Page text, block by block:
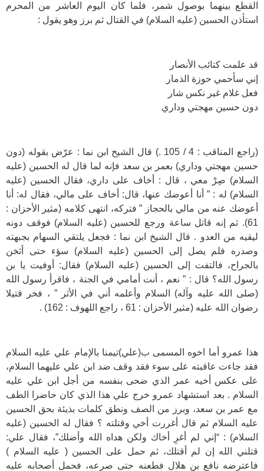
القطع بينهما بوصول شمر، فلما كان اليوم العاشر من المحرم
استأذن الحسين (عليه السلام) في القتال ثم برز وهو يقول :
قد علمت كتائب الأنصار
إني سأحمي حوزة الذمار
فعل غلام غير نكس شار
دون حسين مهجتي وداري
(راجع المناقب : 4 / 105 .) قال الشيخ ابن نما : عرّض بقوله (دون
حسين مهجتي وداري) بعمر بن سعد فإنه لما قال له الحسين (عليه
السلام) صِرْ معي ، قال : أخاف على داري، فقال الحسين (عليه
السلام) له : ” أنا أعوضك عنها، قال: أخاف على مالي، فقال له: أنا
أعوضك عنه من مالي بالحجاز ” فتركه، انتهى كلامه (مثير الأحزان :
61). ثم إنه قاتل ساعة ورجع للحسين (عليه السلام) فوقف دونه
ليقيه من العدو . قال الشيخ ابن نما : فجعل يلتقي السهام بجبهته
وصدره فلم يصل إلى الحسين (عليه السلام) سؤء حتى أثخن
بالجراح، فالتفت إلى الحسين (عليه السلام) فقال: أوفيت يا بن
رسول الله؟ قال : ” نعم ، أنت أمامي في الجنة ، فاقرأ رسول الله
(صلى الله عليه وآله) السلام وأعلمه أني في الأثر ” ، فخر قتيلا
رضوان الله عليه (مثير الأحزان : 61 ، راجع اللهوف : 162) .
هذا عمرو أما اخوه المسمى ب(علي)تيمنا بالإمام علي عليه السلام
فقد جاءت عاقبته على سوء فقد وقف ضد ابن علي عليهما السلام،
على عكس أخيه عمر الذي ضحى بنفسه من أجل ابن علي عليه
السلام . بعد استشهاد عمرو خرج علي هذا الذي كان حاضرا الطف
مع عمر بن سعد، وبرز من الصف ونطق كلمات بذيئة بحق الحسين
عليه السلام ثم قال أغررت أخي وقتلته ؟ فقال له الحسين (عليه
السلام) : “إني لم أغرِ أخاك ولكن هداه الله وأضلك”، فقال علي:
قتلني الله إن لم أقتلك، ثم حمل على الحسين ( عليه السلام )
فاعترضه نافع بن هلال فطعنه حتى صرعه، فحمل أصحابه عليه